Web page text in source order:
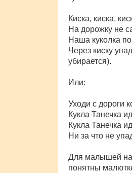
Киска, киска,
На дорожку не
Наша куколка
Через киску
убирается).
Или:
Уходи с дороги
Кукла Танечка
Кукла Танечка
Ни за что не
Для малышей
понятны